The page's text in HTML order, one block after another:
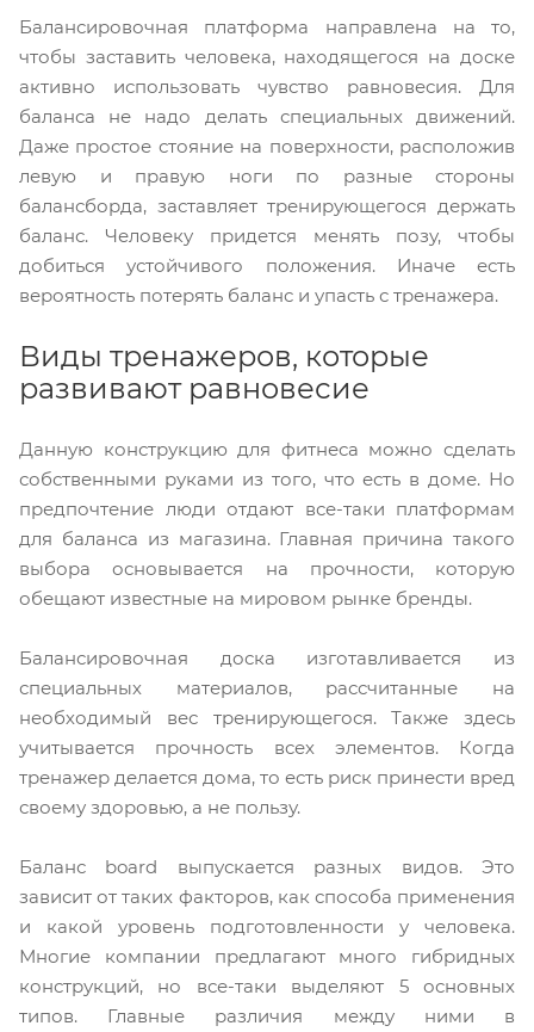
Балансировочная платформа направлена на то,
чтобы заставить человека, находящегося на доске
активно использовать чувство равновесия. Для
баланса не надо делать специальных движений.
Даже простое стояние на поверхности, расположив
левую и правую ноги по разные стороны
балансборда, заставляет тренирующегося держать
баланс. Человеку придется менять позу, чтобы
добиться устойчивого положения. Иначе есть
вероятность потерять баланс и упасть с тренажера.
Виды тренажеров, которые
развивают равновесие
Данную конструкцию для фитнеса можно сделать
собственными руками из того, что есть в доме. Но
предпочтение люди отдают все-таки платформам
для баланса из магазина. Главная причина такого
выбора основывается на прочности, которую
обещают известные на мировом рынке бренды.
Балансировочная доска изготавливается из
специальных материалов, рассчитанные на
необходимый вес тренирующегося. Также здесь
учитывается прочность всех элементов. Когда
тренажер делается дома, то есть риск принести вред
своему здоровью, а не пользу.
Баланс board выпускается разных видов. Это
зависит от таких факторов, как способа применения
и какой уровень подготовленности у человека.
Многие компании предлагают много гибридных
конструкций, но все-таки выделяют 5 основных
типов. Главные различия между ними в